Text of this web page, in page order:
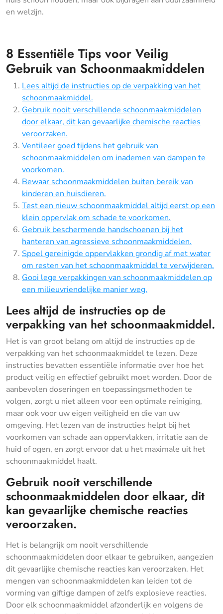
en welzijn.
8 Essentiële Tips voor Veilig
Gebruik van Schoonmaakmiddelen
Lees altijd de instructies op de verpakking van het
schoonmaakmiddel.
Gebruik nooit verschillende schoonmaakmiddelen
door elkaar, dit kan gevaarlijke chemische reacties
veroorzaken.
Ventileer goed tijdens het gebruik van
schoonmaakmiddelen om inademen van dampen te
voorkomen.
Bewaar schoonmaakmiddelen buiten bereik van
kinderen en huisdieren.
Test een nieuw schoonmaakmiddel altijd eerst op een
klein oppervlak om schade te voorkomen.
Gebruik beschermende handschoenen bij het
hanteren van agressieve schoonmaakmiddelen.
Spoel gereinigde oppervlakken grondig af met water
om resten van het schoonmaakmiddel te verwijderen.
Gooi lege verpakkingen van schoonmaakmiddelen op
een milieuvriendelijke manier weg.
Lees altijd de instructies op de
verpakking van het schoonmaakmiddel.
Het is van groot belang om altijd de instructies op de
verpakking van het schoonmaakmiddel te lezen. Deze
instructies bevatten essentiële informatie over hoe het
product veilig en effectief gebruikt moet worden. Door de
aanbevolen doseringen en toepassingsmethoden te
volgen, zorgt u niet alleen voor een optimale reiniging,
maar ook voor uw eigen veiligheid en die van uw
omgeving. Het lezen van de instructies helpt bij het
voorkomen van schade aan oppervlakken, irritatie aan de
huid of ogen, en zorgt ervoor dat u het maximale uit het
schoonmaakmiddel haalt.
Gebruik nooit verschillende
schoonmaakmiddelen door elkaar, dit
kan gevaarlijke chemische reacties
veroorzaken.
Het is belangrijk om nooit verschillende
schoonmaakmiddelen door elkaar te gebruiken, aangezien
dit gevaarlijke chemische reacties kan veroorzaken. Het
mengen van schoonmaakmiddelen kan leiden tot de
vorming van giftige dampen of zelfs explosieve reacties.
Door elk schoonmaakmiddel afzonderlijk en volgens de